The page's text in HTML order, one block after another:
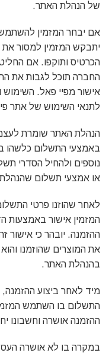
של הנהלת האתר.
אם יבחר המזמין
יתבקש המזמין למסור את
הכרטיס ותוקפו. אם
החברה תוכל לגבות את
אישור מפיי פאל. השימוש
לתנאי השימוש של אתר
הנהלת האתר שומרת
באמצעי התשלום כלשהו
נוספים ולהחיל הסדרי
או אמצעי תשלום
לאחר שהוזנו פרטי
המזמין אישור באמצעות
ההזמנה. יובהר כי אישור
את המוצרים שהוזמנו
בהנהלת האתר.
מיד לאחר ביצוע
התשלום בו השתמש
ההזמנה אושרה וחשבונו
במקרה בו לא אושרה